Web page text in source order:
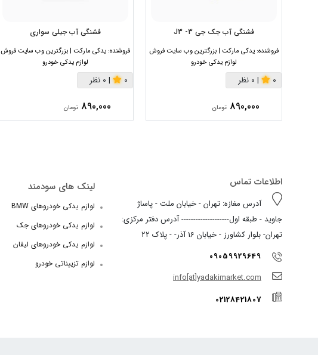
فشنگی آب جک جی 3- J3
فروشنده: یدکی مارکت | بزرگترین وب سایت فروش
لوازم یدکی خودرو
0
| 0 نظر
890,000 تومان
فشنگی آب جیلی سواری
فروشنده: یدکی مارکت | بزرگترین وب سایت فروش
لوازم یدکی خودرو
0
| 0 نظر
890,000 تومان
اطلاعات تماس
آدرس مغازه: تهران - خیابان ملت - پاساژ
جاوید - طبقه اول-------------------- آدرس دفتر مرکزی:
تهران- بلوار کشاورز - خیابان 16 آذر- - پلاک 22
09059929649
info[at]yadakimarket.com
02128421807
لینک های سودمند
لوازم یدکی خودروهای BMW
لوازم یدکی خودروهای جک
لوازم یدکی خودروهای لیفان
لوازم تزییناتی خودرو